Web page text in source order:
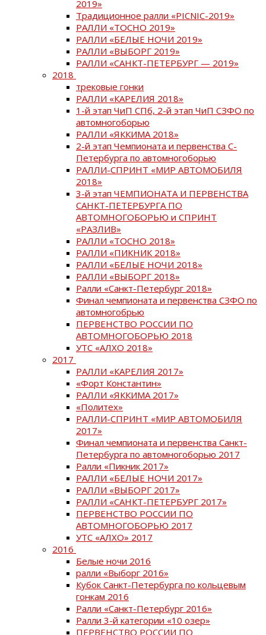
2019»
Традиционное ралли «PICNIC-2019»
РАЛЛИ «ТОСНО 2019»
РАЛЛИ «БЕЛЫЕ НОЧИ 2019»
РАЛЛИ «ВЫБОРГ 2019»
РАЛЛИ «САНКТ-ПЕТЕРБУРГ — 2019»
2018
трековые гонки
РАЛЛИ «КАРЕЛИЯ 2018»
1-й этап ЧиП СПб, 2-й этап ЧиП СЗФО по
автомногоборью
РАЛЛИ «ЯККИМА 2018»
2-й этап Чемпионата и первенства С-
Петербурга по автомногоборью
РАЛЛИ-СПРИНТ «МИР АВТОМОБИЛЯ
2018»
3-й этап ЧЕМПИОНАТА И ПЕРВЕНСТВА
САНКТ-ПЕТЕРБУРГА ПО
АВТОМНОГОБОРЬЮ и СПРИНТ
«РАЗЛИВ»
РАЛЛИ «ТОСНО 2018»
РАЛЛИ «ПИКНИК 2018»
РАЛЛИ «БЕЛЫЕ НОЧИ 2018»
РАЛЛИ «ВЫБОРГ 2018»
Ралли «Санкт-Петербург 2018»
Финал чемпионата и первенства СЗФО по
автомногобрью
ПЕРВЕНСТВО РОССИИ ПО
АВТОМНОГОБОРЬЮ 2018
УТС «АЛХО 2018»
2017
РАЛЛИ «КАРЕЛИЯ 2017»
«Форт Константин»
РАЛЛИ «ЯККИМА 2017»
«Политех»
РАЛЛИ-СПРИНТ «МИР АВТОМОБИЛЯ
2017»
Финал чемпионата и первенства Санкт-
Петербурга по автомногоборью 2017
Ралли «Пикник 2017»
РАЛЛИ «БЕЛЫЕ НОЧИ 2017»
РАЛЛИ «ВЫБОРГ 2017»
РАЛЛИ «САНКТ-ПЕТЕРБУРГ 2017»
ПЕРВЕНСТВО РОССИИ ПО
АВТОМНОГОБОРЬЮ 2017
УТС «АЛХО» 2017
2016
Белые ночи 2016
ралли «Выборг 2016»
Кубок Санкт-Петербурга по кольцевым
гонкам 2016
Ралли «Санкт-Петербург 2016»
Ралли 3-й категории «10 озер»
ПЕРВЕНСТВО РОССИИ ПО